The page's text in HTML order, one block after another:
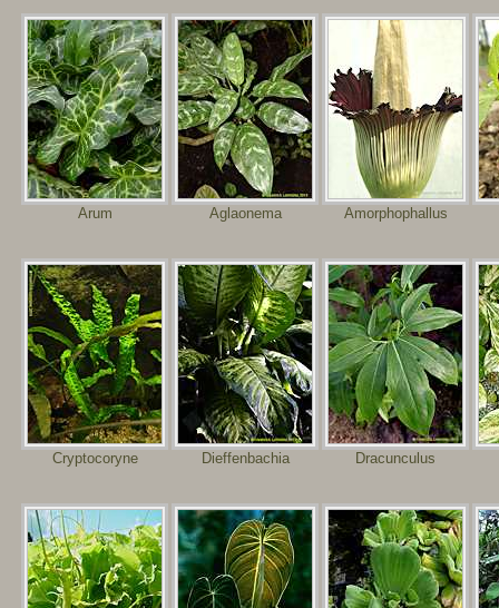
Arum Aglaonema Amorphophallus
Cryptocoryne Dieffenbachia Dracunculus